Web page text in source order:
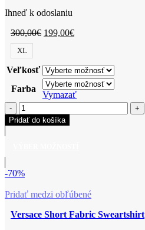
Ihneď k odoslaniu
300,00€ 199,00€
XL
Veľkosť
Farba
Vymazať
Pridať do košíka
-70%
Pridať medzi obľúbené
Versace Short Fabric Sweartshirt